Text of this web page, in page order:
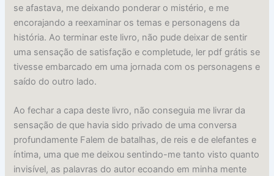
se afastava, me deixando ponderar o mistério, e me
encorajando a reexaminar os temas e personagens da
história. Ao terminar este livro, não pude deixar de sentir
uma sensação de satisfação e completude, ler pdf grátis se
tivesse embarcado em uma jornada com os personagens e
saído do outro lado.
Ao fechar a capa deste livro, não conseguia me livrar da
sensação de que havia sido privado de uma conversa
profundamente Falem de batalhas, de reis e de elefantes e
íntima, uma que me deixou sentindo-me tanto visto quanto
invisível, as palavras do autor ecoando em minha mente